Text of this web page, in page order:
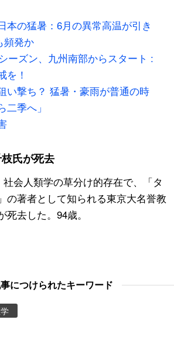
本の猛暑：6月の異常高温が引き
頻発か
ーズン、九州南部からスタート :
を！
い撃ち？ 猛暑・豪雨が普通の時
二季へ」
氏が死去
会人類学の草分け的存在で、「タ
の著者として知られる東京大名誉教
去した。94歳。
につけられたキーワード